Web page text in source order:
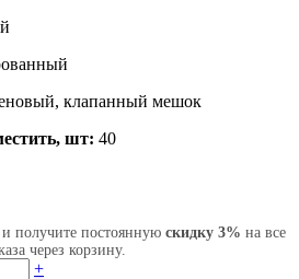
клапанный мешок
шт: 40
получите постоянную скидку 3% на все
через корзину.
+